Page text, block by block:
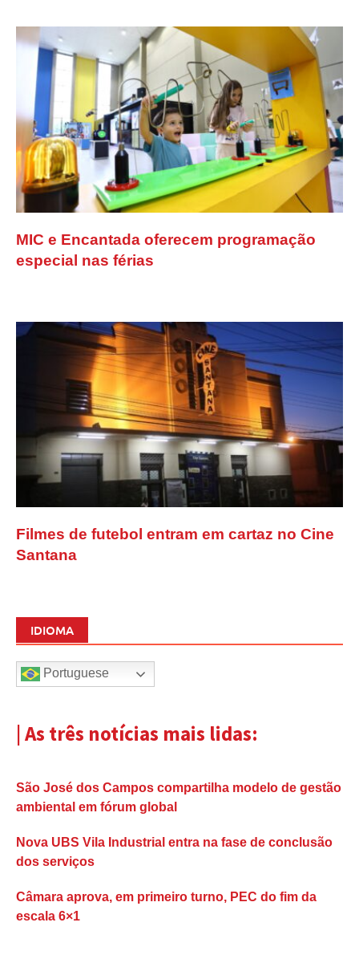
MIC e Encantada oferecem programação
especial nas férias
Filmes de futebol entram em cartaz no Cine
Santana
IDIOMA
Portuguese
| As três notícias mais lidas:
São José dos Campos compartilha modelo de gestão
ambiental em fórum global
Nova UBS Vila Industrial entra na fase de conclusão
dos serviços
Câmara aprova, em primeiro turno, PEC do fim da
escala 6×1